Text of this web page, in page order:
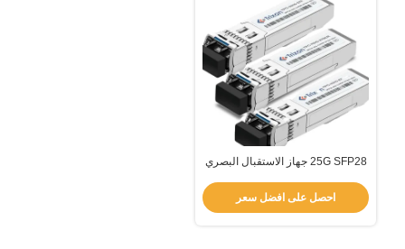
25G SFP28 جهاز الاستقبال البصري
احصل على افضل سعر